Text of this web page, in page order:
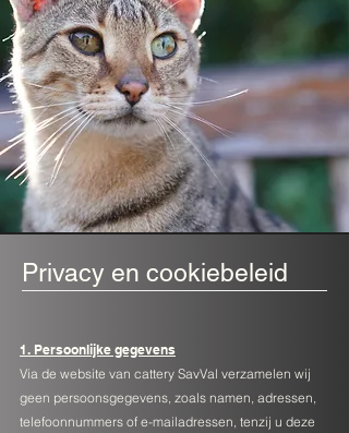
Privacy en cookiebeleid
1. Persoonlijke gegevens
Via de website van cattery SavVal verzamelen wij
geen persoonsgegevens, zoals namen, adressen,
telefoonnummers of e-mailadressen, tenzij u deze